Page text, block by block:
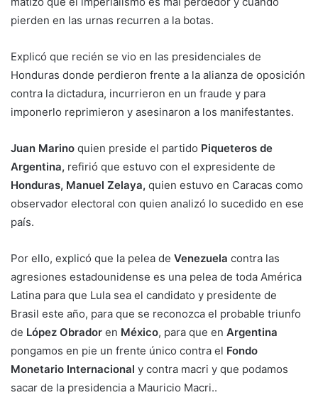
pierden en las urnas recurren a la botas.
Explicó que recién se vio en las presidenciales de
Honduras donde perdieron frente a la alianza de oposición
contra la dictadura, incurrieron en un fraude y para
imponerlo reprimieron y asesinaron a los manifestantes.
Juan Marino quien preside el partido Piqueteros de
Argentina, refirió que estuvo con el expresidente de
Honduras, Manuel Zelaya, quien estuvo en Caracas como
observador electoral con quien analizó lo sucedido en ese
país.
Por ello, explicó que la pelea de Venezuela contra las
agresiones estadounidense es una pelea de toda América
Latina para que Lula sea el candidato y presidente de
Brasil este año, para que se reconozca el probable triunfo
de López Obrador en México, para que en Argentina
pongamos en pie un frente único contra el Fondo
Monetario Internacional y contra macri y que podamos
sacar de la presidencia a Mauricio Macri..